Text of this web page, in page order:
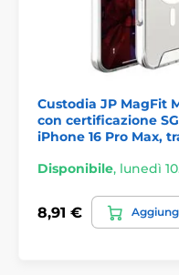
non dovrai mai più
o gli antiestetici
pulito ed elegante –
Gomma super
degli urti– questo è il
custodia. La cover
dell'impatto e la
dall'alto? Nessun
sicuro, qualunque sia
Custodia JP MagFit
con certificazione
iPhone 16 Pro Max,
Disponibile, lunedì
8,91 €